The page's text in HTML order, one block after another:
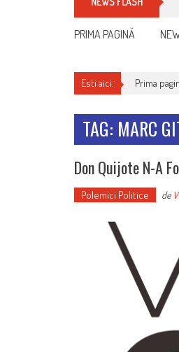
PRIMA PAGINĂ
Esti aici: Prima
TAG: MARC
Don Quijote N-A
Polemici Politice de